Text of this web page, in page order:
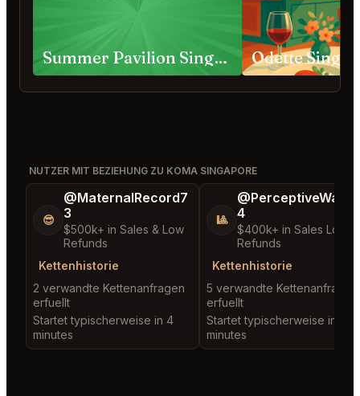
Summer Pavilion Singapore Odette
NUTZER MIT BEZIEHUNG ZU KOMA SINGAPORE
😎
@MaternalRecord7
3
$500k+ in Sales & Low
Refunds
Kettenhistorie
2 verwandte Kettenanfragen
erfuellt
Startet typischerweise in 4
minutes
🎱
4
$400k+ in Sales Low
Refunds
Kettenhistorie
5 verwandte Kettenanfragen
erfuellt
Startet typischerweise in 2
minutes